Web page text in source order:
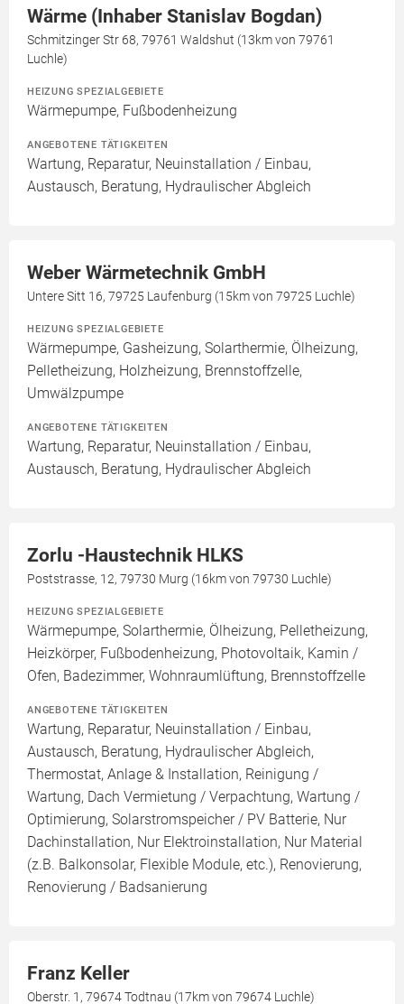
Wärme (Inhaber Stanislav Bogdan)
Schmitzinger Str 68, 79761 Waldshut (13km von 79761
Luchle)
HEIZUNG SPEZIALGEBIETE
Wärmepumpe, Fußbodenheizung
ANGEBOTENE TÄTIGKEITEN
Wartung, Reparatur, Neuinstallation / Einbau,
Austausch, Beratung, Hydraulischer Abgleich
Weber Wärmetechnik GmbH
Untere Sitt 16, 79725 Laufenburg (15km von 79725 Luchle)
HEIZUNG SPEZIALGEBIETE
Wärmepumpe, Gasheizung, Solarthermie, Ölheizung,
Pelletheizung, Holzheizung, Brennstoffzelle,
Umwälzpumpe
ANGEBOTENE TÄTIGKEITEN
Wartung, Reparatur, Neuinstallation / Einbau,
Austausch, Beratung, Hydraulischer Abgleich
Zorlu -Haustechnik HLKS
Poststrasse, 12, 79730 Murg (16km von 79730 Luchle)
HEIZUNG SPEZIALGEBIETE
Wärmepumpe, Solarthermie, Ölheizung, Pelletheizung,
Heizkörper, Fußbodenheizung, Photovoltaik, Kamin /
Ofen, Badezimmer, Wohnraumlüftung, Brennstoffzelle
ANGEBOTENE TÄTIGKEITEN
Wartung, Reparatur, Neuinstallation / Einbau,
Austausch, Beratung, Hydraulischer Abgleich,
Thermostat, Anlage & Installation, Reinigung /
Wartung, Dach Vermietung / Verpachtung, Wartung /
Optimierung, Solarstromspeicher / PV Batterie, Nur
Dachinstallation, Nur Elektroinstallation, Nur Material
(z.B. Balkonsolar, Flexible Module, etc.), Renovierung,
Renovierung / Badsanierung
Franz Keller
Oberstr. 1, 79674 Todtnau (17km von 79674 Luchle)